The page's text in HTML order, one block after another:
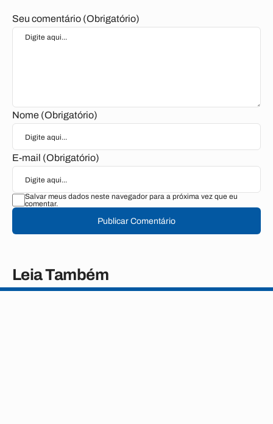
Seu comentário (Obrigatório)
Nome (Obrigatório)
E-mail (Obrigatório)
Salvar meus dados neste navegador para a próxima vez que eu
comentar.
Publicar Comentário
Leia Também